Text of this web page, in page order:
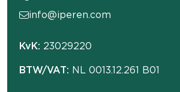
KvK: 23029220
BTW/VAT: NL 0013.12.261 B01
info@iperen.com